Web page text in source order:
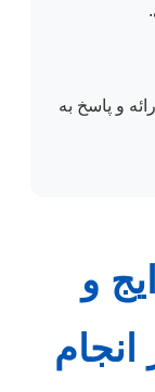
و پاسخ به
و